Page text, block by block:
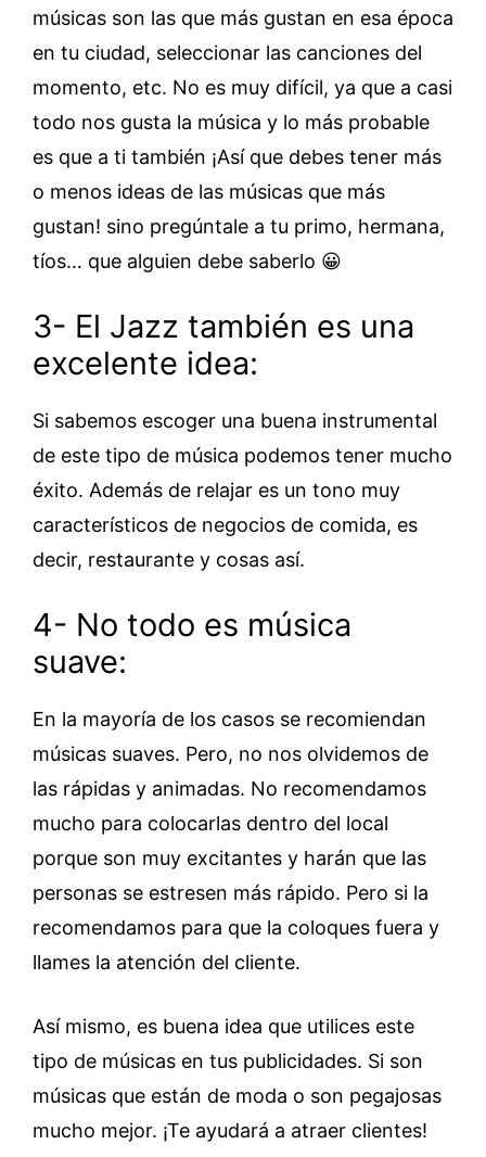
músicas son las que más gustan en esa época
en tu ciudad, seleccionar las canciones del
momento, etc. No es muy difícil, ya que a casi
todo nos gusta la música y lo más probable
es que a ti también ¡Así que debes tener más
o menos ideas de las músicas que más
gustan! sino pregúntale a tu primo, hermana,
tíos… que alguien debe saberlo 😀
3- El Jazz también es una
excelente idea:
Si sabemos escoger una buena instrumental
de este tipo de música podemos tener mucho
éxito. Además de relajar es un tono muy
característicos de negocios de comida, es
decir, restaurante y cosas así.
4- No todo es música
suave:
En la mayoría de los casos se recomiendan
músicas suaves. Pero, no nos olvidemos de
las rápidas y animadas. No recomendamos
mucho para colocarlas dentro del local
porque son muy excitantes y harán que las
personas se estresen más rápido. Pero si la
recomendamos para que la coloques fuera y
llames la atención del cliente.
Así mismo, es buena idea que utilices este
tipo de músicas en tus publicidades. Si son
músicas que están de moda o son pegajosas
mucho mejor. ¡Te ayudará a atraer clientes!